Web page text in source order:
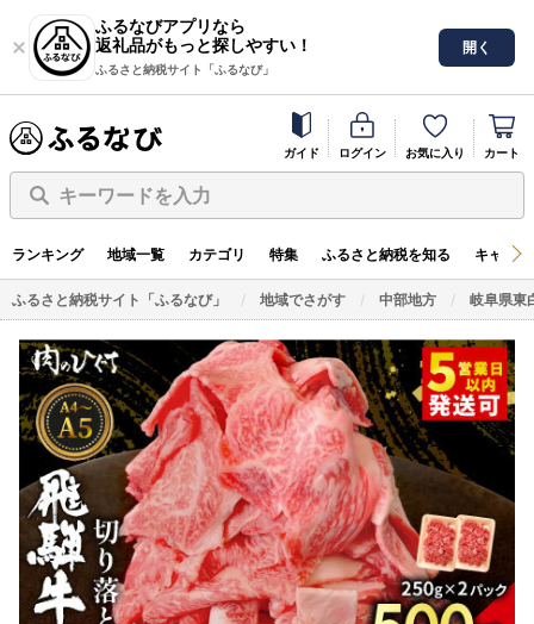
ふるなびアプリなら
返礼品がもっと探しやすい！
ふるさと納税サイト「ふるなび」
開く
ガイド ログイン お気に入り カート
キーワードを入力
ランキング 地域一覧 カテゴリ 特集 ふるさと納税を知る キャン
ふるさと納税サイト「ふるなび」 地域でさがす 中部地方 岐阜県東